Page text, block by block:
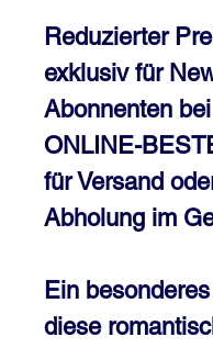
Reduzierter
exklusiv für
Abonnenten bei
ONLINE-
fürVersand
Abholung im
Ein
diese